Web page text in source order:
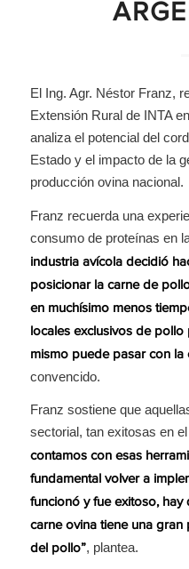
El Ing. Agr. Néstor Franz,
Extensión Rural de INTA
analiza el potencial del
Estado y el impacto de la
producción ovina nacional.
Franz recuerda una
consumo de proteínas en
industria avícola decidió
posicionar la carne de
en muchísimo menos
locales exclusivos de
mismo puede pasar con la
convencido.
Franz sostiene que
sectorial, tan exitosas en
contamos con esas
fundamental volver a
funcionó y fue exitoso, hay
carne ovina tiene una
del pollo”, plantea.